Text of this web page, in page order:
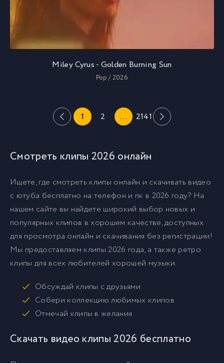
Miley Cyrus - Golden Burning Sun
Pop / 2026
1 2 ... 2141
Смотреть клипы 2026 онлайн
Ищете, где смотреть клипы онлайн и скачивать видео
с ютуба бесплатно на телефон и пк в 2026 году? На
нашем сайте вы найдете широкий выбор новых и
популярных клипов в хорошем качестве, доступных
для просмотра онлайн и скачивания без регистрации!
Мы предоставляем клипы 2026 года, а также ретро
клипы для всех любителей хорошей музыки.
Обсуждай клипы с друзьями
Собери коллекцию любимых клипов
Отмечай клипы в желания
Скачать видео клипы 2026 бесплатно